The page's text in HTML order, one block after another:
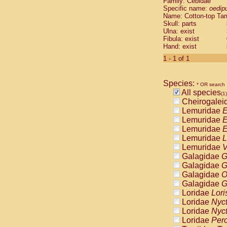
Cebidae
Cebidae
Cebidae
Cebidae
Cebidae
Cebidae
Cebidae
Cebidae
Cebidae
Cebidae
Cebidae
Cebidae
Atelidae
Atelidae
Atelidae
Atelidae
Atelidae
Atelidae
Atelidae
Atelidae
Atelidae
Atelidae
Pitheciidae
Specific name:
Name: Cotton-top
Skull: parts
Ulna: exist
Fibula: exist
Hand: exist
1 - 1 of 1
Species: * OR search
All species(1)
Lemuridae
Lemuridae
Lemuridae
Lemuridae
Lemuridae
Galagidae
Galagidae
Galagidae
Galagidae
Loridae
Loridae
Loridae
Loridae